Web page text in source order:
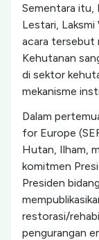
Sementara itu,
Lestari,
acara tersebut
Kehutanan
di sektor
mekanisme
Dalam
for Europe
Hutan, Ilham,
komitmen
Presiden
restorasi/
pengurangan